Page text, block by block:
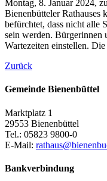
Montag, 8. Januar 2024,
Bienenbütteler Rathauses
befürchtet, dass nicht alle
sein werden. Bürgerinnen
Wartezeiten einstellen.
Zurück
Gemeinde Bienenbüttel
Marktplatz 1
29553 Bienenbüttel
Tel.: 05823 9800-0
E-Mail:
Bankverbindung